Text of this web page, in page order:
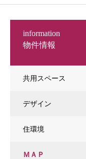
物件情報
information
共用スペース
デザイン
住環境
ＭＡＰ